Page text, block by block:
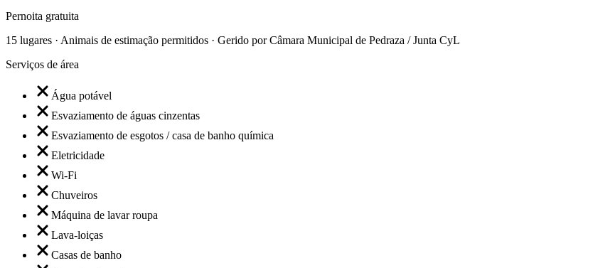
Pernoita gratuita
15 lugares · Animais de estimação permitidos · Gerido por Câmara Municipal de Pedraza / Junta CyL
Serviços de área
Água potável
Esvaziamento de águas cinzentas
Esvaziamento de esgotos / casa de banho química
Eletricidade
Wi-Fi
Chuveiros
Máquina de lavar roupa
Lava-loiças
Casas de banho